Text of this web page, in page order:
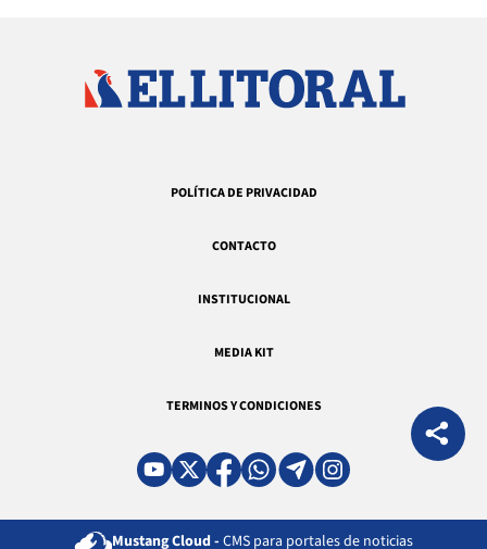
POLÍTICA DE PRIVACIDAD
CONTACTO
INSTITUCIONAL
MEDIA KIT
TERMINOS Y CONDICIONES
Mustang Cloud - CMS para portales de noticias